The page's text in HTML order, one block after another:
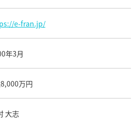
e-fran.jp/
年3月
万円
大志